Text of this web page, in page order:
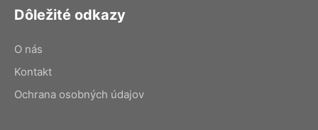
Dôležité odkazy
O nás
Kontakt
Ochrana osobných údajov